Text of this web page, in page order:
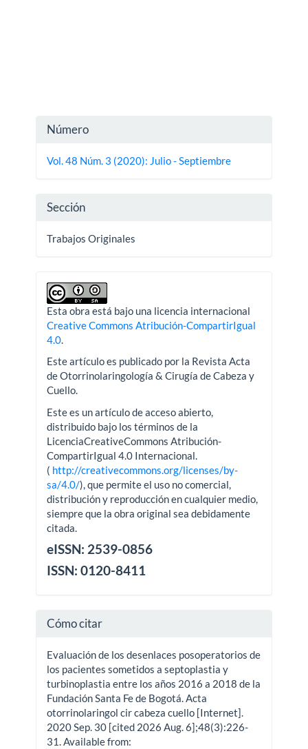
Detalles
del
Número
Vol. 48 Núm. 3 (2020): Julio - Septiembre
Sección
Trabajos Originales
Esta obra está bajo una licencia internacional
Creative Commons Atribución-CompartirIgual
4.0.
Este artículo es publicado por la Revista Acta
de Otorrinolaringología & Cirugía de Cabeza y
Cuello.
Este es un artículo de acceso abierto,
distribuido bajo los términos de la
LicenciaCreativeCommons Atribución-
CompartirIgual 4.0 Internacional.
( http://creativecommons.org/licenses/by-
sa/4.0/), que permite el uso no comercial,
distribución y reproducción en cualquier medio,
siempre que la obra original sea debidamente
citada.
eISSN: 2539-0856
ISSN: 0120-8411
Cómo citar
Evaluación de los desenlaces posoperatorios de
los pacientes sometidos a septoplastia y
turbinoplastia entre los años 2016 a 2018 de la
Fundación Santa Fe de Bogotá. Acta
otorrinolaringol cir cabeza cuello [Internet].
2020 Sep. 30 [cited 2026 Aug. 6];48(3):226-
31. Available from: